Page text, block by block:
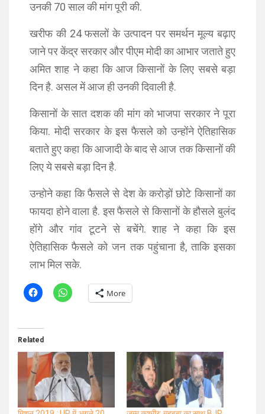
उनकी 70 साल की मांग पूरी की.
खरीफ की 24 फसलों के उत्पादन पर समर्थन मूल्य बढ़ाए
जाने पर केंद्र सरकार और पीएम मोदी का आभार जताते हुए
अमित शाह ने कहा कि आज किसानों के लिए सबसे बड़ा
दिन है. असल में आज ही उनकी दिवाली है.
किसानों के सात दशक की मांग को भाजपा सरकार ने पूरा
किया. मोदी सरकार के इस फैसले को उन्होंने ऐतिहासिक
बताते हुए कहा कि आजादी के बाद से आज तक किसानों की
लिए ये सबसे बड़ा दिन है.
उन्होने कहा कि फैसले से देश के करोड़ों छोटे किसानों का
फायदा होने वाला है. इस फैसले से किसानों के हौसले बुलंद
होंगे और गांव टूटने से बचेंगे. शाह ने कहा कि इस
ऐतिहासिक फैसले को जन तक पहुंचाना है, ताकि इसका
लाभ मिल सके.
More
Related